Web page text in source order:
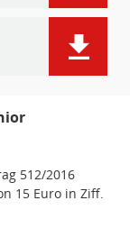
512/2016
15 Euro in Ziff.